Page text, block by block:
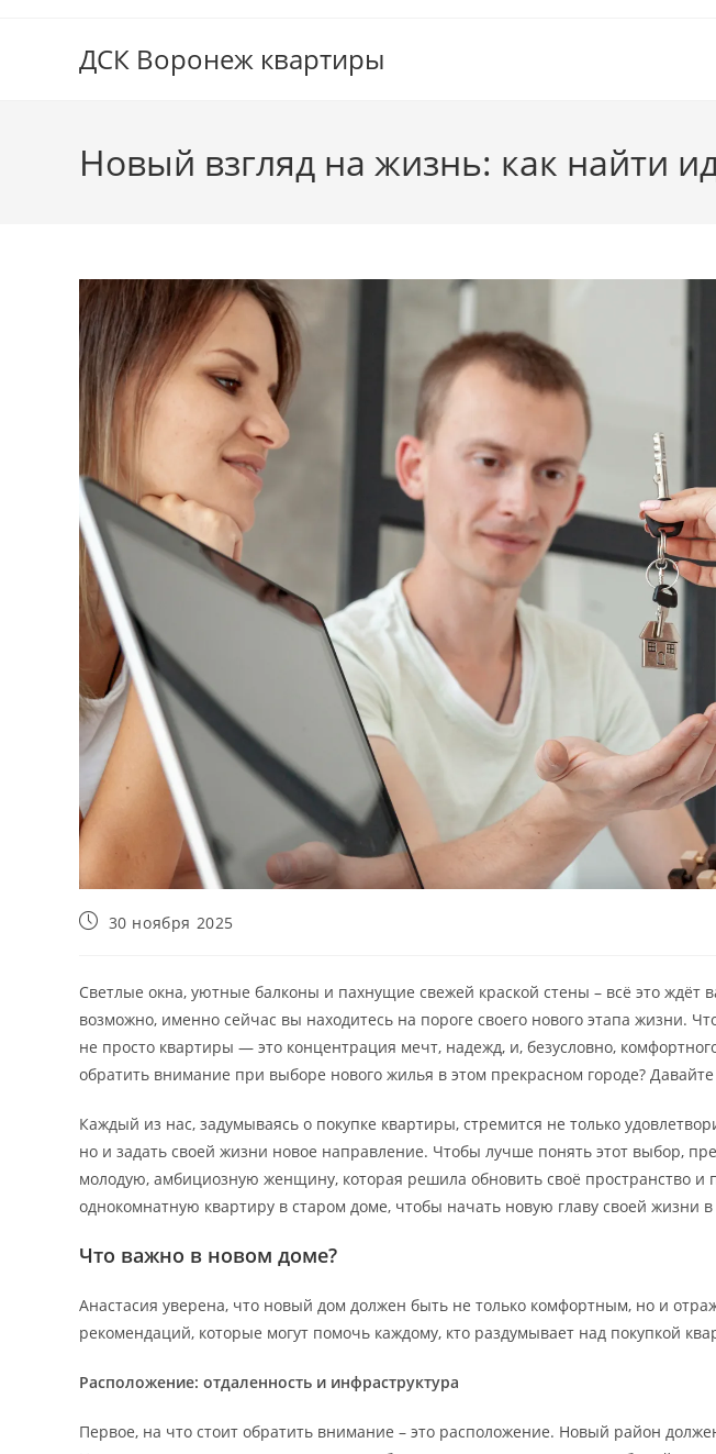
содержимомуДСК Воронеж квартиры
Новый взгляд на жизнь: как найти
Запись30 ноября 2025
Светлые окна, уютные балконы и пахнущие свежей краской стены – всё это ждёт
возможно, именно сейчас вы находитесь на пороге своего нового этапа жизни.
не просто квартиры — это концентрация мечт, надежд, и, безусловно,
обратить внимание при выборе нового жилья в этом прекрасном городе? Давайте
Каждый из нас, задумываясь о покупке квартиры, стремится не только
но и задать своей жизни новое направление. Чтобы лучше понять этот выбор,
молодую, амбициозную женщину, которая решила обновить своё пространство и
однокомнатную квартиру в старом доме, чтобы начать новую главу своей жизни в
Что важно в новом доме?
Анастасия уверена, что новый дом должен быть не только комфортным, но и
рекомендаций, которые могут помочь каждому, кто раздумывает над покупкой
Расположение: отдаленность и инфраструктура
Первое, на что стоит обратить внимание – это расположение. Новый район